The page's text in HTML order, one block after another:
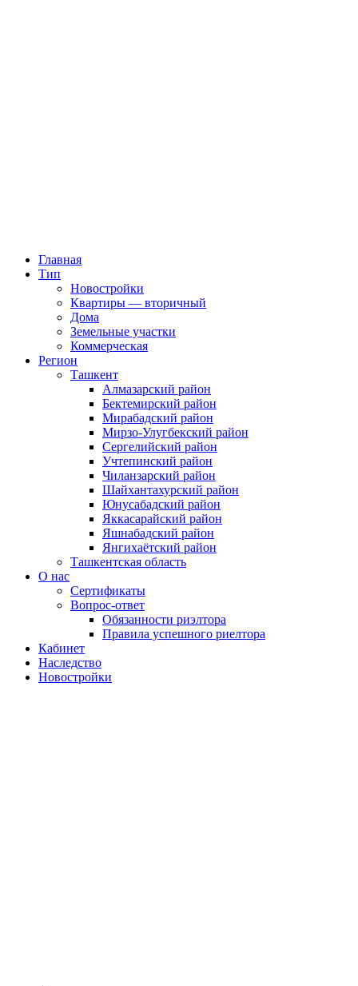
Главная
Тип
Новостройки
Квартиры — вторичный
Дома
Земельные участки
Коммерческая
Регион
Ташкент
Алмазарский район
Бектемирский район
Мирабадский район
Мирзо-Улугбекский район
Сергелийский район
Учтепинский район
Чиланзарский район
Шайхантахурский район
Юнусабадский район
Яккасарайский район
Яшнабадский район
Янгихаётский район
Ташкентская область
О нас
Сертификаты
Вопрос-ответ
Обязанности риэлтора
Правила успешного риелтора
Кабинет
Наследство
Новостройки